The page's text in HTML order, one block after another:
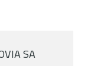
SA